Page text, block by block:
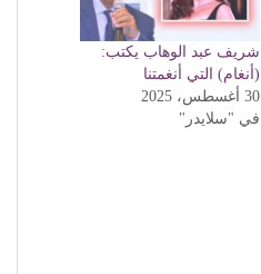
شريف عبد الوهاب يكتب:
(أنغام) التي أنغمتنا
30 أغسطس، 2025
في "سلايدر"